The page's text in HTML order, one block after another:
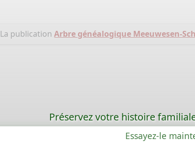
La publicationArbre généalogique Meeuwesen-
Préservez votre histoire
Essayez-le